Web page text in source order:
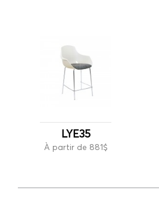
LYE35
À partir de 881$